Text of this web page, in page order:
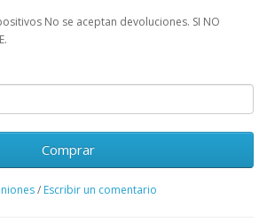
No se aceptan devoluciones. SI NO
Comprar
/ Escribir un comentario